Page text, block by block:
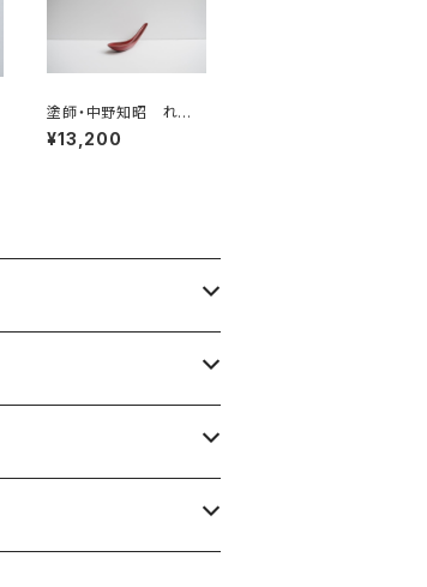
塗師・中野知昭 れん
げ 朱
¥13,200